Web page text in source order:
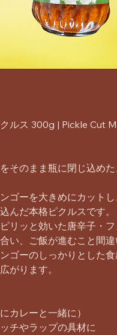
ルス 300g | Pickle Cut
そのまま瓶に閉じ込め
ゴーを大きめにカット
んだ本格ピクルスです。
リッと効いた唐辛子・
い、ご飯が進むこと間違
ゴーのしっかりとした
がります。
カレーと一緒に）
チやラップの具材に